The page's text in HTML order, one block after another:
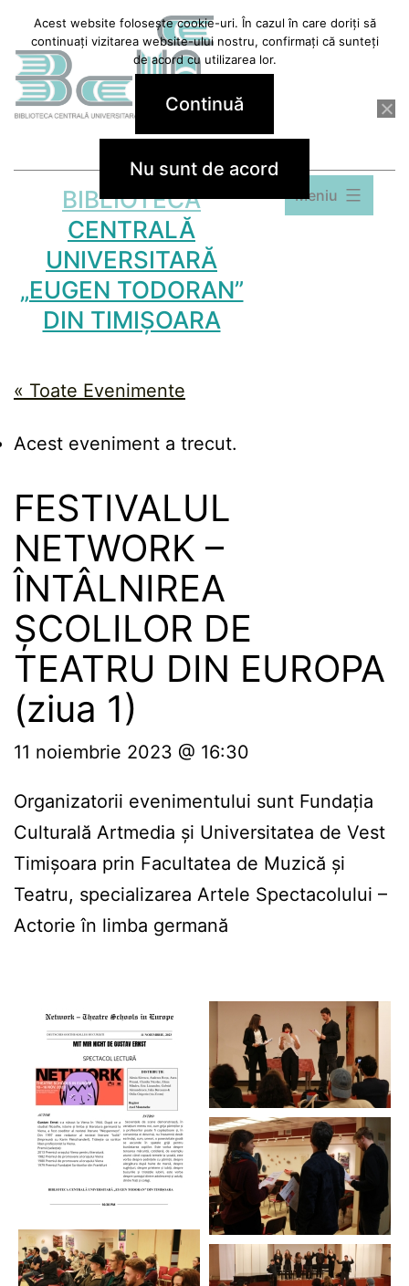
conținut
BIBLIOTECA
CENTRALĂ
UNIVERSITARĂ
„EUGEN TODORAN”
DIN TIMIȘOARA
Meniu
« Toate Evenimente
Acest eveniment a trecut.
FESTIVALUL
NETWORK –
ÎNTÂLNIREA
ȘCOLILOR DE
TEATRU DIN EUROPA
(ziua 1)
11 noiembrie 2023 @ 16:30
Organizatorii evenimentului sunt Fundația
Culturală Artmedia și Universitatea de Vest
Timișoara prin Facultatea de Muzică și
Teatru, specializarea Artele Spectacolului –
Actorie în limba germană
Acest website folosește cookie-uri. În cazul în care doriți să
continuați vizitarea website-ului nostru, confirmați că sunteți
de acord cu utilizarea lor.
Continuă
Nu sunt de acord